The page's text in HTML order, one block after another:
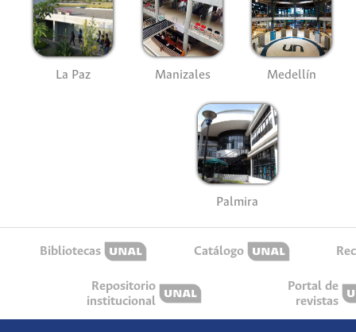
La Paz Manizales Medellín
Palmira
Bibliotecas Catálogo
Repositorio
institucional
Portal de
revistas